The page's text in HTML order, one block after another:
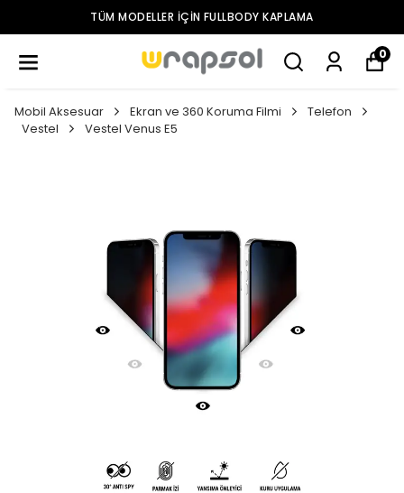
TÜM MODELLER IÇIN FULLBODY KAPLAMA
0
Mobil Aksesuar Ekran ve 360 Koruma Filmi
Telefon
Vestel
Vestel Venus E5